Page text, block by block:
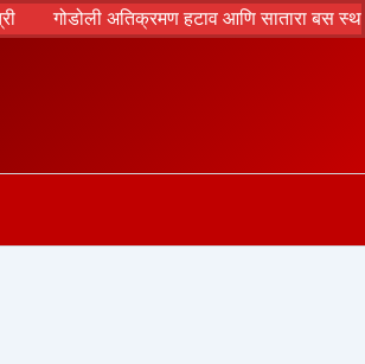
गोडोली अतिक्रमण हटाव आणि सातारा बस स्थानक